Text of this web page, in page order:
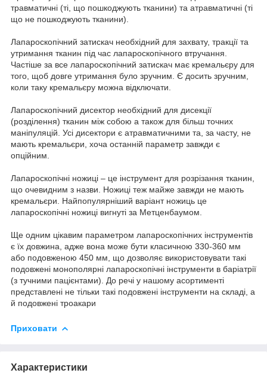
травматичні (ті, що пошкоджують тканини) та атравматичні (ті
що не пошкоджують тканини).
Лапароскопічний затискач необхідний для захвату, тракції та
утримання тканин під час лапароскопічного втручання.
Частіше за все лапароскопічний затискач має кремальєру для
того, щоб довге утримання було зручним. Є досить зручним,
коли таку кремальєру можна відключати.
Лапароскопічний дисектор необхідний для дисекції
(розділення) тканин між собою а також для більш точних
маніпуляцій. Усі дисектори є атравматичними та, за часту, не
мають кремальєри, хоча останній параметр завжди є
опційним.
Лапароскопічні ножиці – це інструмент для розрізання тканин,
що очевидним з назви. Ножиці теж майже завжди не мають
кремальєри. Найпопулярніший варіант ножиць це
лапароскопічні ножиці вигнуті за Метценбаумом.
Ще одним цікавим параметром лапароскопічних інструментів
є їх довжина, адже вона може бути класичною 330-360 мм
або подовженою 450 мм, що дозволяє використовувати такі
подовжені монополярні лапароскопічні інструменти в баріатрії
(з тучними пацієнтами). До речі у нашому асортименті
представлені не тільки такі подовжені інструменти на складі, а
й подовжені троакари
Приховати
Характеристики